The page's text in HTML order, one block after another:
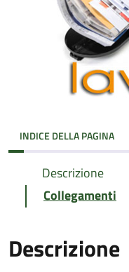
INDICE DELLA PAGINA
Descrizione
Collegamenti
Descrizione